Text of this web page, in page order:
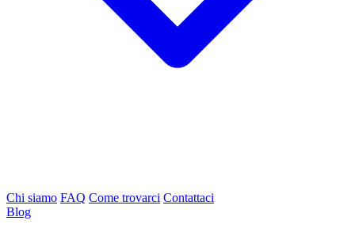
Chi siamo FAQ Come trovarci Contattaci
Blog